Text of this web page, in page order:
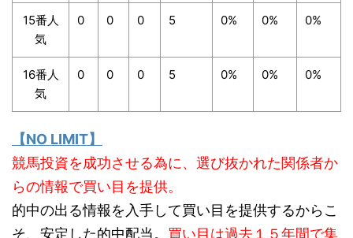
15番人
気
0 0 0 5 0% 0% 0%
16番人
気
0 0 0 5 0% 0% 0%
【NO LIMIT】
競馬投資を成功させる為に、選び抜かれた関係者か
らの情報で買い目を提供。
的中の出る情報を入手して買い目を提供するからこ
そ、安定した的中配当。 買い目は過去１５年間で集